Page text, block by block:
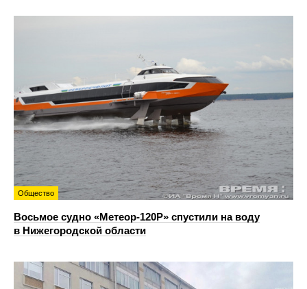
Общество
Восьмое судно «Метеор-120Р» спустили на воду
в Нижегородской области